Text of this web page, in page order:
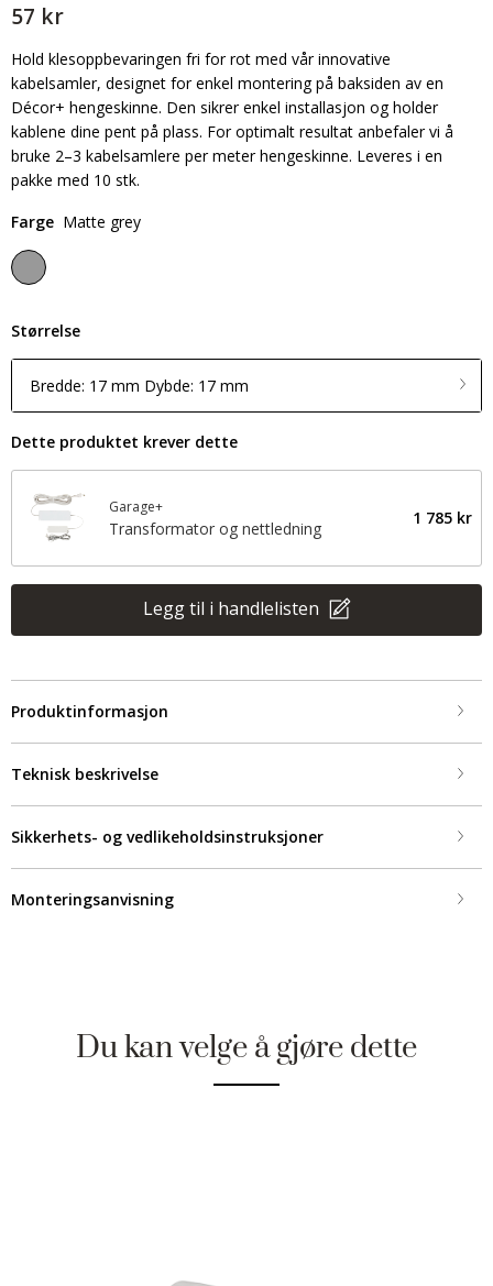
57 kr
Hold klesoppbevaringen fri for rot med vår innovative
kabelsamler, designet for enkel montering på baksiden av en
Décor+ hengeskinne. Den sikrer enkel installasjon og holder
kablene dine pent på plass. For optimalt resultat anbefaler vi å
bruke 2–3 kabelsamlere per meter hengeskinne. Leveres i en
pakke med 10 stk.
Farge Matte grey
Størrelse
Bredde: 17 mm Dybde: 17 mm
Dette produktet krever dette
Garage+
Transformator og nettledning
1 785 kr
Legg til i handlelisten
Produktinformasjon
Teknisk beskrivelse
Sikkerhets- og vedlikeholdsinstruksjoner
Monteringsanvisning
Du kan velge å gjøre dette